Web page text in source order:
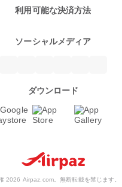
利用可能な決済方法
ソーシャルメディア
ダウンロード
2026 Airpaz.com。無断転載を禁じます。